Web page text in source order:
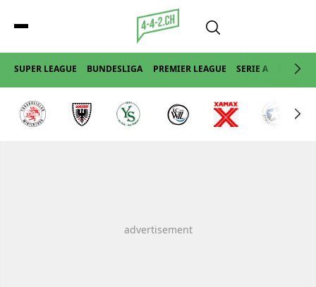
SUPER LEAGUE BUNDESLIGA PREMIER LEAGUE SERIE A LA LIGA